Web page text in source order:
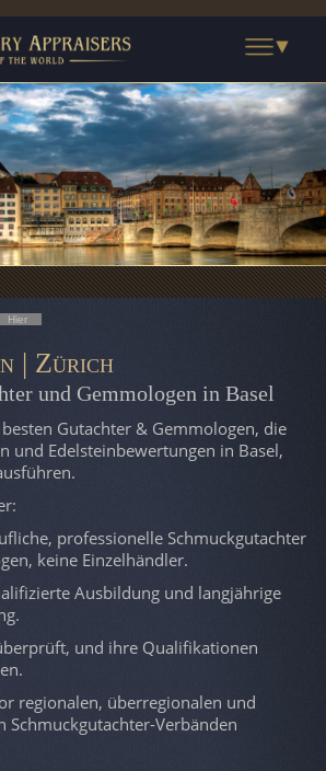
Hier
| Zürich
und Gemmologen in Basel
Gutachter & Gemmologen, die
und Edelsteinbewertungen in Basel,
professionelle Schmuckgutachter
keine Einzelhändler.
Ausbildung und langjährige
und ihre Qualifikationen
regionalen, überregionalen und
Schmuckgutachter-Verbänden